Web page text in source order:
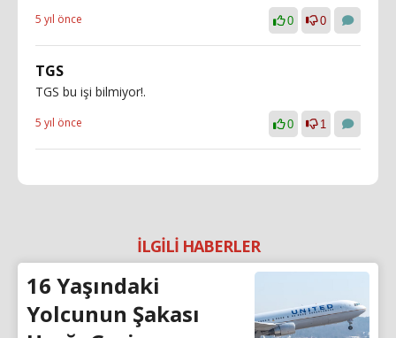
5 yıl önce 0 0
TGS
TGS bu işi bilmiyor!.
5 yıl önce 0 1
İLGİLİ HABERLER
16 Yaşındaki
Yolcunun Şakası